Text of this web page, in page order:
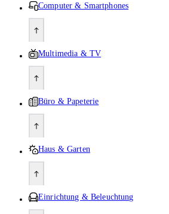
Computer & Smartphones
Multimedia & TV
Büro & Papeterie
Haus & Garten
Einrichtung & Beleuchtung